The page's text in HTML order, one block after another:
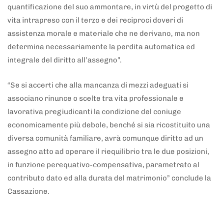
quantificazione del suo ammontare, in virtù del progetto di
vita intrapreso con il terzo e dei reciproci doveri di
assistenza morale e materiale che ne derivano, ma non
determina necessariamente la perdita automatica ed
integrale del diritto all’assegno”.
“Se si accerti che alla mancanza di mezzi adeguati si
associano rinunce o scelte tra vita professionale e
lavorativa pregiudicanti la condizione del coniuge
economicamente più debole, benché si sia ricostituito una
diversa comunità familiare, avrà comunque diritto ad un
assegno atto ad operare il riequilibrio tra le due posizioni,
in funzione perequativo-compensativa, parametrato al
contributo dato ed alla durata del matrimonio” conclude la
Cassazione.